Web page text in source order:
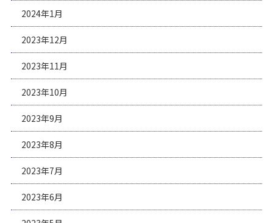
2024年1月
2023年12月
2023年11月
2023年10月
2023年9月
2023年8月
2023年7月
2023年6月